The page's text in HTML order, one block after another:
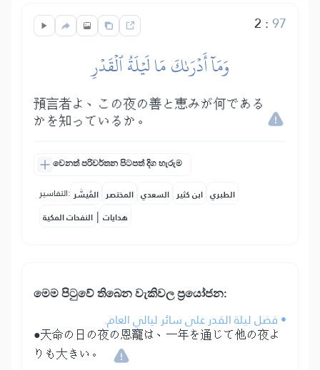
2 :97
وَمَآ أَدۡرَىٰكَ مَا لَيۡلَةُ ٱلۡقَدۡرِ
預言者よ、この夜の善と恵みが何である
かを知っているか。
වෙනත් පරිවර්තන පිටපත් දිග හැරුම
التفاسير: المُيسَّر المختصر السعدي ابن كثير الطبري
النفحات المكية | هدايات
මෙ⁣ම පිටුවේ තිබෙන වැකිවල ප්‍රයෝජන:
• فضل ليلة القدر على سائر ليالي العام.
●天命の日の夜の恩寵は、一年を通じて他の夜よ
りも大きい。